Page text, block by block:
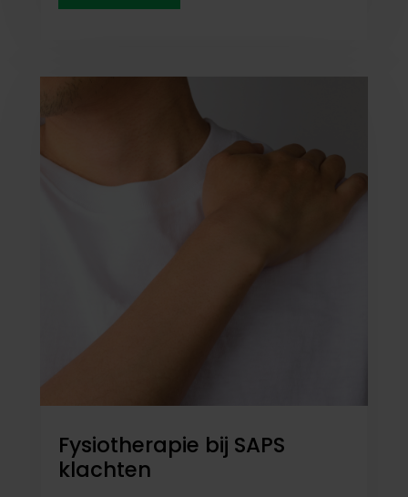
Fysiotherapie bij SAPS
klachten